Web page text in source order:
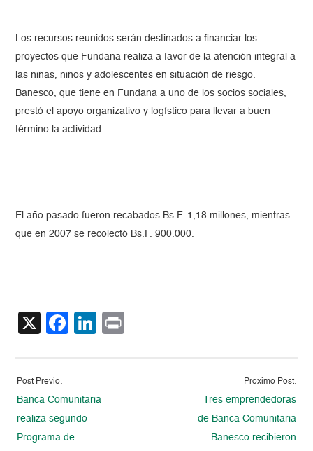
Los recursos reunidos serán destinados a financiar los
proyectos que Fundana realiza a favor de la atención integral a
las niñas, niños y adolescentes en situación de riesgo.
Banesco, que tiene en Fundana a uno de los socios sociales,
prestó el apoyo organizativo y logístico para llevar a buen
término la actividad.
El año pasado fueron recabados Bs.F. 1,18 millones, mientras
que en 2007 se recolectó Bs.F. 900.000.
X Facebook
LinkedIn
Post Previo:
Banca Comunitaria
realiza segundo
Programa de
Proximo Post:
Tres emprendedoras
de Banca Comunitaria
Banesco recibieron